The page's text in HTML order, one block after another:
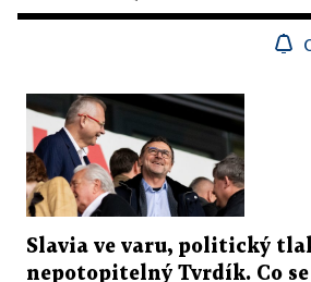
Slavia ve varu, politický
nepotopitelný Tvrdík. Co se